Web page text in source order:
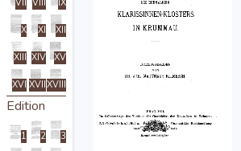
O projektu
Autoři
Nápověda
VII VIII IX
X XI XII
XIII XIV XV
XVI XVIIXVIII
Edition
1 2 3